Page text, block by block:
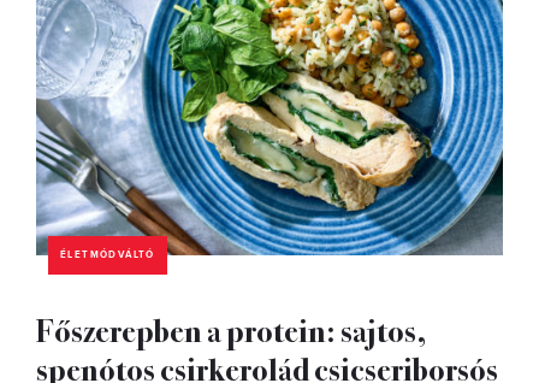
ÉLETMÓDVÁLTÓ
Főszerepben a protein: sajtos,
spenótos csirkerolád csicseriborsós